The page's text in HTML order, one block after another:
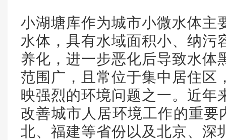
小湖塘库作为城市小微水体主
水体，具有水域面积小、纳污
养化，进一步恶化后导致水体
范围广，且常位于集中居住区
映强烈的环境问题之一。近年
改善城市人居环境工作的重要
北、福建等省份以及北京、深